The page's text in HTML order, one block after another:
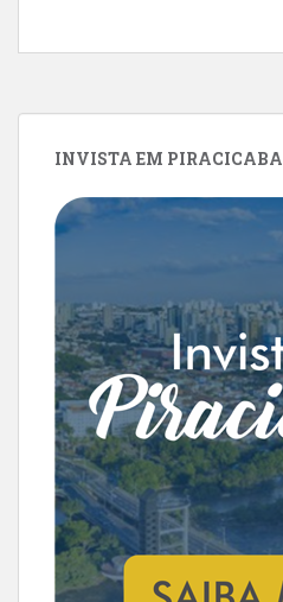
INVISTA EM PIRACICABA